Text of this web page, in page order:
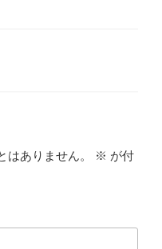
はありません。 ※ が付